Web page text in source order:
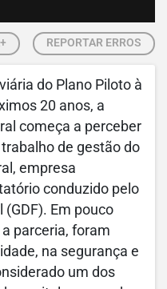
REPORTAR ERROS
do Plano Piloto à
20 anos, a
começa a perceber
de gestão do
empresa
conduzido pelo
(GDF). Em pouco
parceria, foram
na segurança e
um dos